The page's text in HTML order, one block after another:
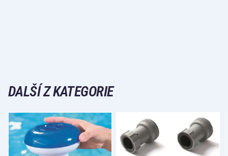
DALŠÍ Z KATEGORIE